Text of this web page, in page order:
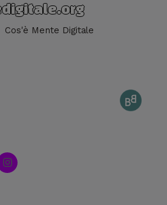
Cos'è Mente Digitale
I
n
s